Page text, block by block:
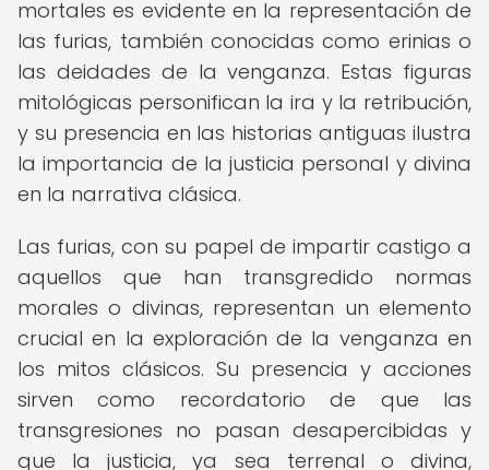
mortales es evidente en la representación de
las furias, también conocidas como erinias o
las deidades de la venganza. Estas figuras
mitológicas personifican la ira y la retribución,
y su presencia en las historias antiguas ilustra
la importancia de la justicia personal y divina
en la narrativa clásica.
Las furias, con su papel de impartir castigo a
aquellos que han transgredido normas
morales o divinas, representan un elemento
crucial en la exploración de la venganza en
los mitos clásicos. Su presencia y acciones
sirven como recordatorio de que las
transgresiones no pasan desapercibidas y
que la justicia, ya sea terrenal o divina,